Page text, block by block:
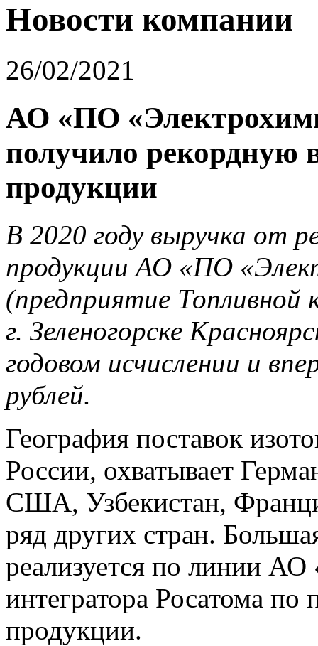
Новости компании
26/02/2021
АО «ПО
получило рекордную
продукции
В 2020 году выручка от
продукции АО «ПО
(предприятие
г. Зеленогорске
годовом исчислении и
рублей.
География поставок
России, охватывает
США, Узбекистан,
ряд других стран.
реализуется по линии
интегратора Росатома
продукции.